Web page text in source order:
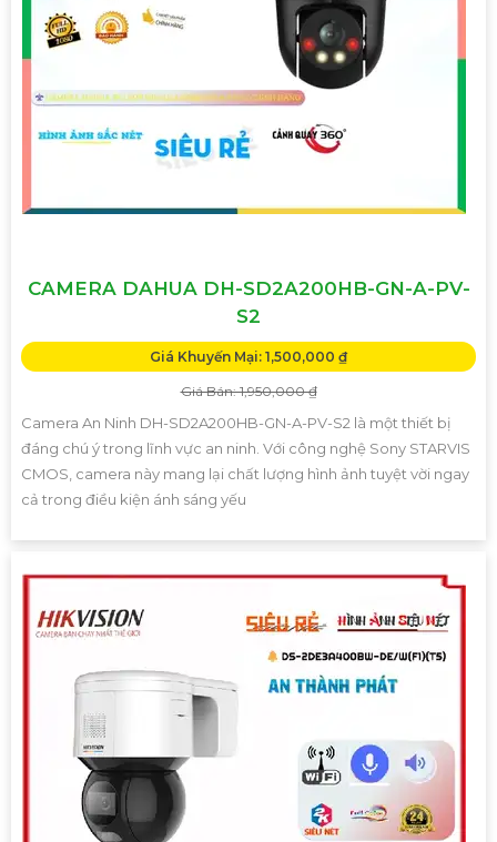
CAMERA DAHUA DH-SD2A200HB-GN-A-PV-
S2
Giá Khuyến Mại: 1,500,000 ₫
Giá Bán: 1,950,000 ₫
Camera An Ninh DH-SD2A200HB-GN-A-PV-S2 là một thiết bị
đáng chú ý trong lĩnh vực an ninh. Với công nghệ Sony STARVIS
CMOS, camera này mang lại chất lượng hình ảnh tuyệt vời ngay
cả trong điều kiện ánh sáng yếu